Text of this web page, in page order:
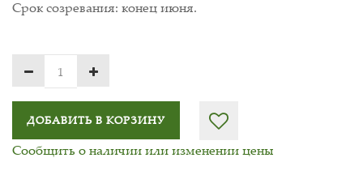
Срок созревания: конец июня.
ДОБАВИТЬ В КОРЗИНУ
Сообщить о наличии или изменении цены